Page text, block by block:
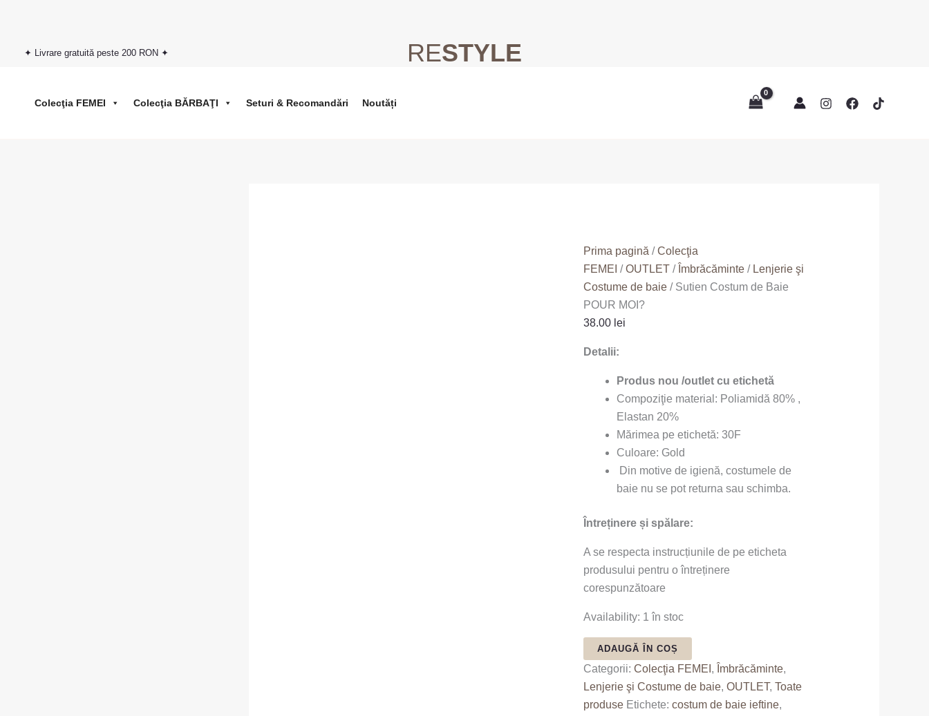
✦ Livrare gratuită peste 200 RON ✦ RESTYLE
Colecţia FEMEI Colecţia BĂRBAŢI Seturi & Recomandări Noutăți
Prima pagină/Colecţia
FEMEI /OUTLET/ Îmbrăcăminte/ Lenjerie şi
Costume de baie/ Sutien Costum de Baie
POUR MOI?
38.00 lei
Detalii:
Produs nou /outlet cu etichetă
Compoziţie material: Poliamidă 80% ,
Elastan 20%
Mărimea pe etichetă: 30F
Culoare: Gold
Din motive de igienă, costumele de
baie nu se pot returna sau schimba.
Întreținere și spălare:
A se respecta instrucțiunile de pe eticheta
produsului pentru o întreținere
corespunzătoare
Availability: 1 în stoc
ADAUGĂ ÎN COȘ
Categorii: Colecţia FEMEI , Îmbrăcăminte,
Lenjerie şi Costume de baie, OUTLET, Toate
produse Etichete: costum de baie ieftine,